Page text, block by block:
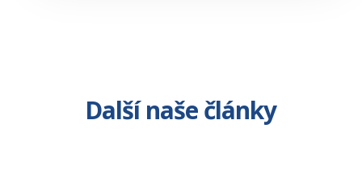
Další naše články